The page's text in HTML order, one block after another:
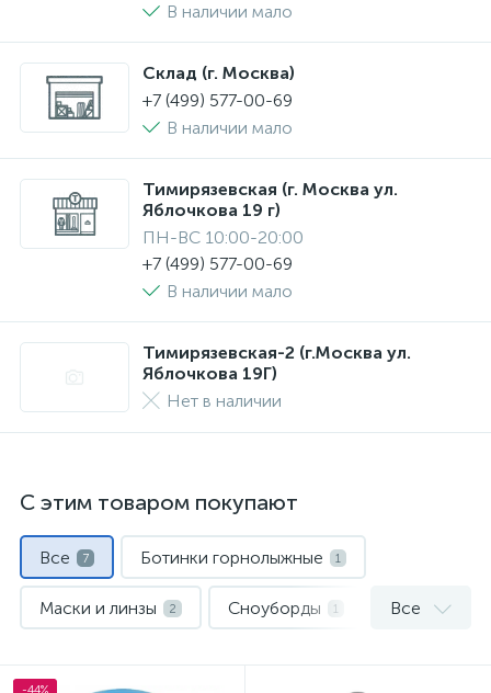
В наличии мало
Склад (г. Москва)
+7 (499) 577-00-69
В наличии мало
Тимирязевская (г. Москва ул.
Яблочкова 19 г)
ПН-ВС 10:00-20:00
+7 (499) 577-00-69
В наличии мало
Тимирязевская-2 (г.Москва ул.
Яблочкова 19Г)
Нет в наличии
С этим товаром покупают
Все 7 Ботинки горнолыжные 1
Маски и линзы 2 Сноуборды 1 Все